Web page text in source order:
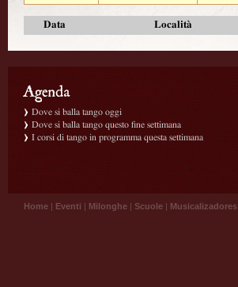
Data Località
Dove si balla tango oggi
Dove si balla tango questo fine settimana
I corsi di tango in programma questa settimana
Home | Eventi | Milonghe | Scuole | Musicalizadores